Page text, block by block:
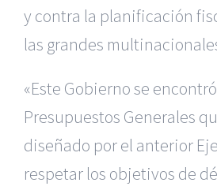
y contra la planificación
las grandes
«Este Gobierno se
Presupuestos Generales
diseñado por el anterior
respetar los objetivos de